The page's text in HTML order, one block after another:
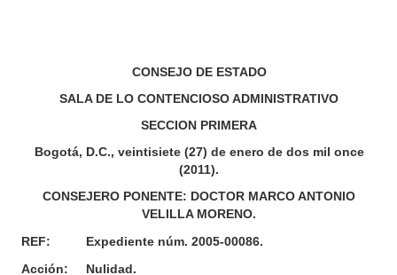
CONSEJO DE ESTADO
SALA DE LO CONTENCIOSO ADMINISTRATIVO
SECCION PRIMERA
Bogotá, D.C., veintisiete (27) de enero de dos mil once
(2011).
CONSEJERO PONENTE: DOCTOR MARCO ANTONIO
VELILLA MORENO.
REF:
Expediente núm. 2005-00086.
Acción:
Nulidad.